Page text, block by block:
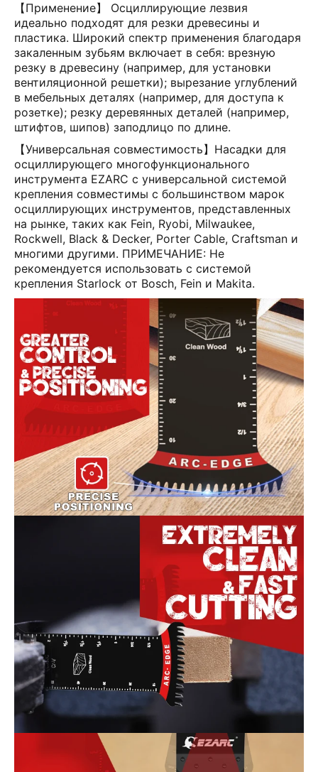
【Применение】 Осциллирующие лезвия
идеально подходят для резки древесины и
пластика. Широкий спектр применения благодаря
закаленным зубьям включает в себя: врезную
резку в древесину (например, для установки
вентиляционной решетки); вырезание углублений
в мебельных деталях (например, для доступа к
розетке); резку деревянных деталей (например,
штифтов, шипов) заподлицо по длине.
【Универсальная совместимость】Насадки для
осциллирующего многофункционального
инструмента EZARC с универсальной системой
крепления совместимы с большинством марок
осциллирующих инструментов, представленных
на рынке, таких как Fein, Ryobi, Milwaukee,
Rockwell, Black & Decker, Porter Cable, Craftsman и
многими другими. ПРИМЕЧАНИЕ: Не
рекомендуется использовать с системой
крепления Starlock от Bosch, Fein и Makita.